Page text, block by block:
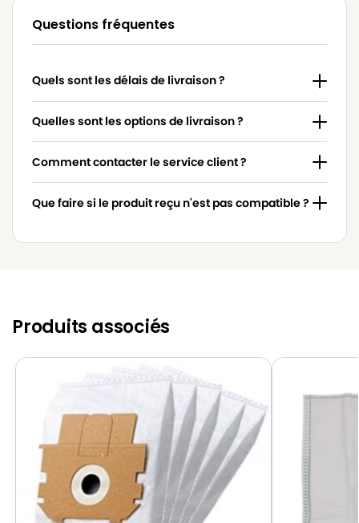
BLUESKY
BLUESKY BVC 2000
BLUESKY
BLUESKY BVN 2000
BLUESKY
BLUESKY CB 950
BLUESKY
BLUESKY V 3310
Questions fréquentes
Quels sont les délais de livraison ?
Quelles sont les options de livraison ?
Comment contacter le service client ?
Que faire si le produit reçu n'est pas compatible ?
Produits associés